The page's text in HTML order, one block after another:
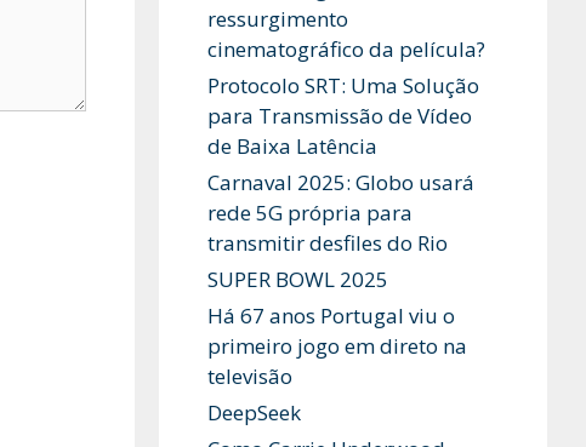
ressurgimento
cinematográfico da película?
Protocolo SRT: Uma Solução
para Transmissão de Vídeo
de Baixa Latência
Carnaval 2025: Globo usará
rede 5G própria para
transmitir desfiles do Rio
SUPER BOWL 2025
Há 67 anos Portugal viu o
primeiro jogo em direto na
televisão
DeepSeek